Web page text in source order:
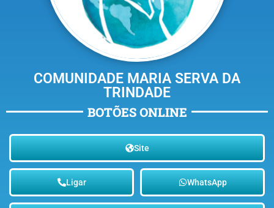
COMUNIDADE MARIA SERVA DA
TRINDADE
BOTÕES ONLINE
Site
Ligar WhatsApp